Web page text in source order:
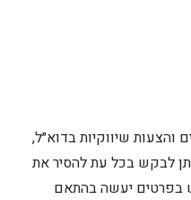
והצעות שיווקיות בדוא״ל,
לבקש בכל עת להסיר את
בפרטים יעשה בהתאם